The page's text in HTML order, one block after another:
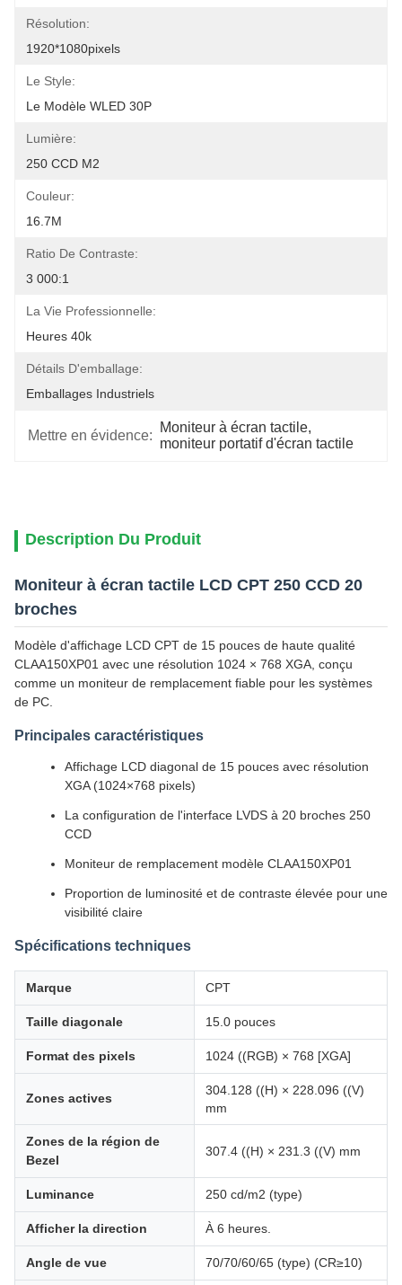
Résolution:
1920*1080pixels
Le Style:
Le Modèle WLED 30P
Lumière:
250 CCD M2
Couleur:
16.7M
Ratio De Contraste:
3 000:1
La Vie Professionnelle:
Heures 40k
Détails D'emballage:
Emballages Industriels
Mettre en évidence:
Moniteur à écran tactile,
moniteur portatif d'écran tactile
Description Du Produit
Moniteur à écran tactile LCD CPT 250 CCD 20
broches
Modèle d'affichage LCD CPT de 15 pouces de haute qualité
CLAA150XP01 avec une résolution 1024 × 768 XGA, conçu
comme un moniteur de remplacement fiable pour les systèmes
de PC.
Principales caractéristiques
Affichage LCD diagonal de 15 pouces avec résolution
XGA (1024×768 pixels)
La configuration de l'interface LVDS à 20 broches 250
CCD
Moniteur de remplacement modèle CLAA150XP01
Proportion de luminosité et de contraste élevée pour une
visibilité claire
Spécifications techniques
Marque CPT
Taille diagonale 15.0 pouces
Format des pixels 1024 ((RGB) × 768 [XGA]
Zones actives
304.128 ((H) × 228.096 ((V)
mm
Zones de la région de
Bezel
307.4 ((H) × 231.3 ((V) mm
Luminance 250 cd/m2 (type)
Afficher la direction À 6 heures.
Angle de vue 70/70/60/65 (type) (CR≥10)